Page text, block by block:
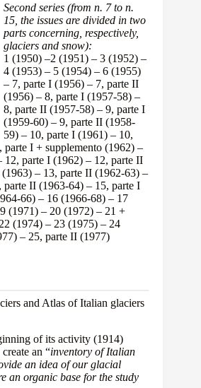
Second series (from n. 7 to n.
15, the issues are divided in two
parts concerning, respectively,
glaciers and snow):
1 (1950) –2 (1951) – 3 (1952) –
4 (1953) – 5 (1954) – 6 (1955)
– 7, parte I (1956) – 7, parte II
(1956) – 8, parte I (1957-58) –
8, parte II (1957-58) – 9, parte I
(1959-60) – 9, parte II (1958-
59) – 10, parte I (1961) – 10,
parte I + supplemento (1962) –
12, parte I (1962) – 12, parte II
(1963) – 13, parte II (1962-63) –
parte II (1963-64) – 15, parte I
66) – 16 (1966-68) – 17
(1971) – 20 (1972) – 21 +
22 (1974) – 23 (1975) – 24
– 25, parte II (1977)
and Atlas of Italian glaciers
of its activity (1914)
an “inventory of Italian
an idea of our glacial
an organic base for the study